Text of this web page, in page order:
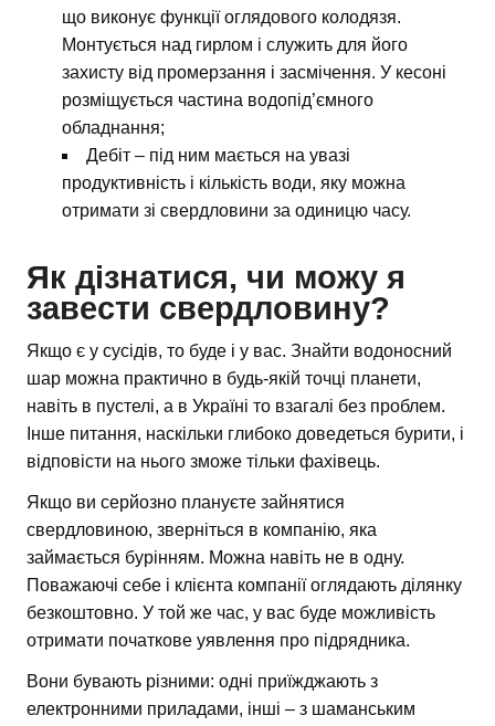
що виконує функції оглядового колодязя.
Монтується над гирлом і служить для його
захисту від промерзання і засмічення. У кесоні
розміщується частина водопід’ємного
обладнання;
Дебіт – під ним мається на увазі
продуктивність і кількість води, яку можна
отримати зі свердловини за одиницю часу.
Як дізнатися, чи можу я
завести свердловину?
Якщо є у сусідів, то буде і у вас. Знайти водоносний
шар можна практично в будь-якій точці планети,
навіть в пустелі, а в Україні то взагалі без проблем.
Інше питання, наскільки глибоко доведеться бурити, і
відповісти на нього зможе тільки фахівець.
Якщо ви серйозно плануєте зайнятися
свердловиною, зверніться в компанію, яка
займається бурінням. Можна навіть не в одну.
Поважаючі себе і клієнта компанії оглядають ділянку
безкоштовно. У той же час, у вас буде можливість
отримати початкове уявлення про підрядника.
Вони бувають різними: одні приїжджають з
електронними приладами, інші – з шаманським